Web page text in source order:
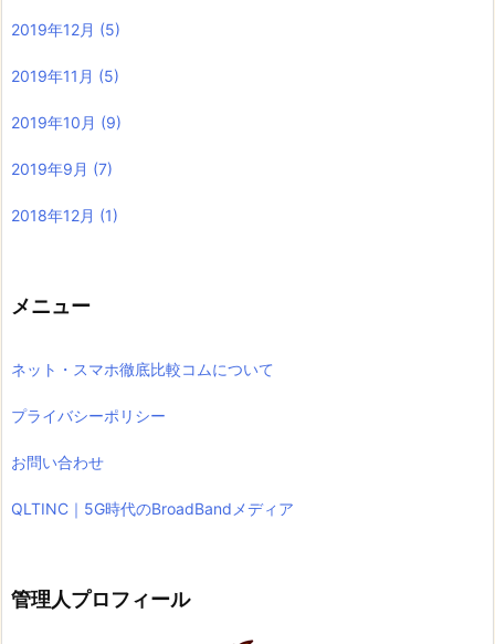
2019年12月 (5)
2019年11月 (5)
2019年10月 (9)
2019年9月 (7)
2018年12月 (1)
メニュー
ネット・スマホ徹底比較コムについて
プライバシーポリシー
お問い合わせ
QLTINC｜5G時代のBroadBandメディア
管理人プロフィール